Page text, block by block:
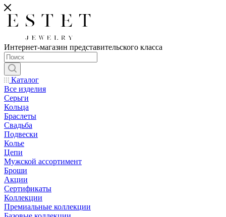
Интернет-магазин представительского класса
Каталог
Все изделия
Серьги
Кольца
Браслеты
Свадьба
Подвески
Колье
Цепи
Мужской ассортимент
Броши
Акции
Сертификаты
Коллекции
Премиальные коллекции